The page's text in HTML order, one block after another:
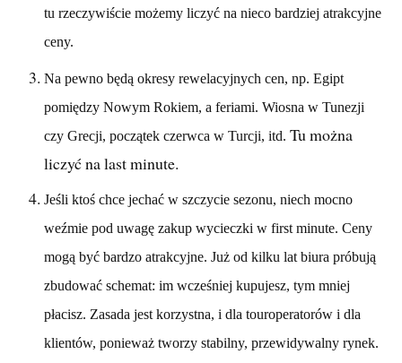
tu rzeczywiście możemy liczyć na nieco bardziej atrakcyjne
ceny.
Na pewno będą okresy rewelacyjnych cen, np. Egipt
pomiędzy Nowym Rokiem, a feriami. Wiosna w Tunezji
czy Grecji, początek czerwca w Turcji, itd. Tu można
liczyć na last minute.
Jeśli ktoś chce jechać w szczycie sezonu, niech mocno
weźmie pod uwagę zakup wycieczki w first minute. Ceny
mogą być bardzo atrakcyjne. Już od kilku lat biura próbują
zbudować schemat: im wcześniej kupujesz, tym mniej
płacisz. Zasada jest korzystna, i dla touroperatorów i dla
klientów, ponieważ tworzy stabilny, przewidywalny rynek.